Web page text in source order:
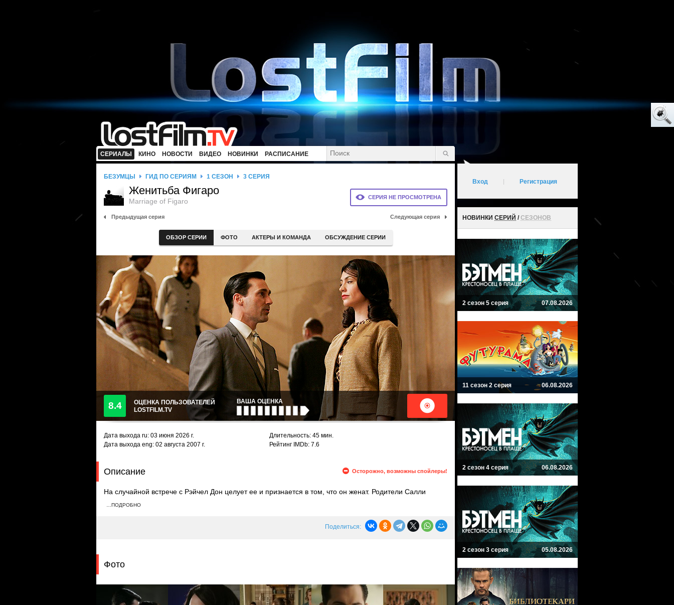
СЕРИАЛЫ КИНО НОВОСТИ ВИДЕО НОВИНКИ РАСПИСАНИЕ
СЕРИЯ НЕ ПРОСМОТРЕНА
БЕЗУМЦЫ ГИД ПО СЕРИЯМ 1 СЕЗОН 3 СЕРИЯ
Женитьба Фигаро
Marriage of Figaro
Предыдущая серия Следующая серия
ОБЗОР СЕРИИ ФОТО АКТЕРЫ И КОМАНДА ОБСУЖДЕНИЕ СЕРИИ
8.4
ОЦЕНКА ПОЛЬЗОВАТЕЛЕЙ
LOSTFILM.TV
ВАША ОЦЕНКА
Дата выхода ru: 03 июня 2026 г.
Дата выхода eng: 02 августа 2007 г.
Длительность: 45 мин.
Рейтинг IMDb: 7.6
Осторожно, возможны спойлеры!
Описание
На случайной встрече с Рэйчел Дон целует ее и признается в том, что он женат. Родители Салли
устраивают вечеринку в честь ее дня рождения. Соседка Бэтти из-за неудачного брака не чувствует
…ПОДРОБНО
Поделиться:
Фото
Вход Регистрация
НОВИНКИ СЕРИЙ /СЕЗОНОВ
2 сезон 5 серия 07.08.2026
11 сезон 2 серия 06.08.2026
2 сезон 4 серия 06.08.2026
2 сезон 3 серия 05.08.2026